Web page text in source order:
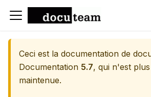
Ceci est la documentation de
Documentation 5.7, qui n'est
maintenue.